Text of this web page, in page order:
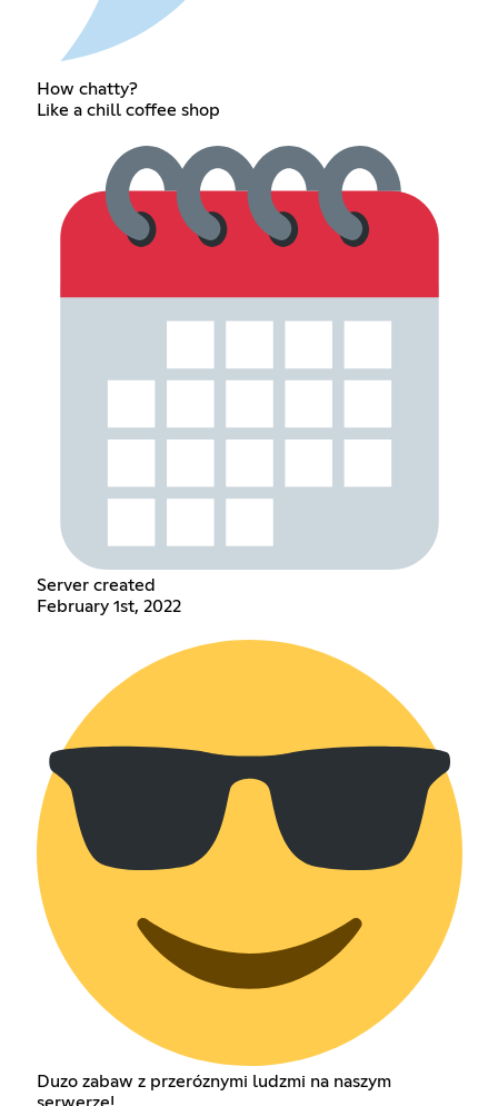
How chatty?
Like a chill coffee shop
Server created
February 1st, 2022
Duzo zabaw z przeróznymi ludzmi na naszym